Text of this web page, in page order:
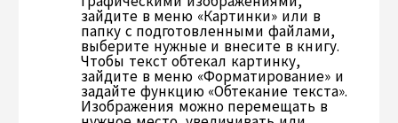
зайдите в меню «Картинки» или в
папку с подготовленными файлами,
выберите нужные и внесите в книгу.
Чтобы текст обтекал картинку,
зайдите в меню «Форматирование» и
задайте функцию «Обтекание текста».
Изображения можно перемещать в